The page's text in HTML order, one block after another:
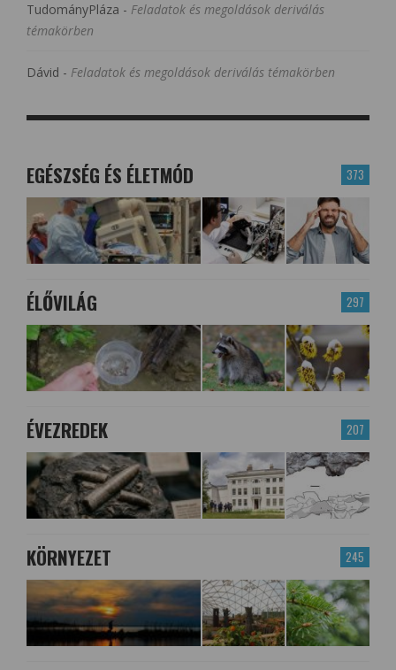
TudományPláza - Feladatok és megoldások deriválás
témakörben
Dávid - Feladatok és megoldások deriválás témakörben
373
EGÉSZSÉG ÉS ÉLETMÓD
297
ÉLŐVILÁG
207
ÉVEZREDEK
245
KÖRNYEZET